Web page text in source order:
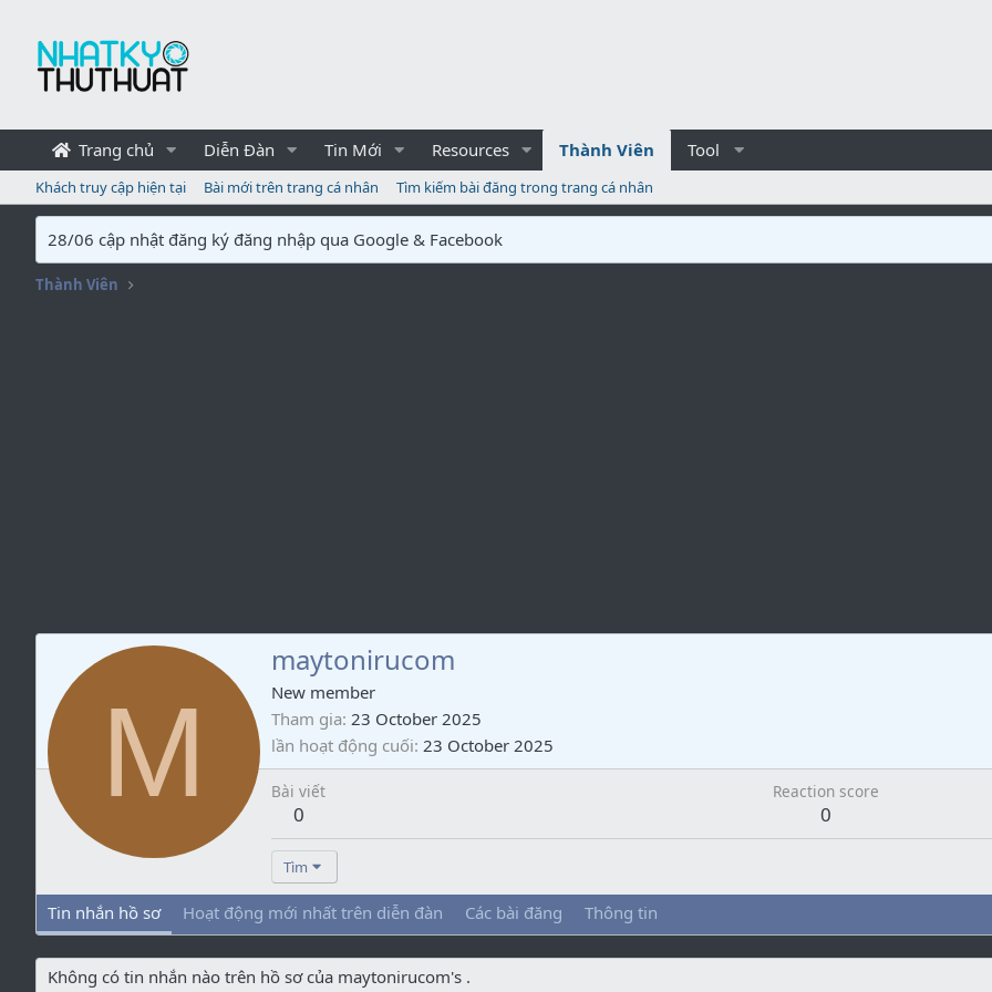
Trang chủ Diễn Đàn Tin Mới Resources Thành Viên Tool
Khách truy cập hiện tại Bài mới trên trang cá nhân Tìm kiếm bài đăng trong trang cá nhân
28/06 cập nhật đăng ký đăng nhập qua Google & Facebook
Thành Viên
M
maytonirucom
New member
Tham gia 23 October 2025
lần hoạt động cuối 23 October 2025
Bài viết
0
Reaction score
0
Tìm
Tin nhắn hồ sơ Hoạt động mới nhất trên diễn đàn Các bài đăng Thông tin
Không có tin nhắn nào trên hồ sơ của maytonirucom's .